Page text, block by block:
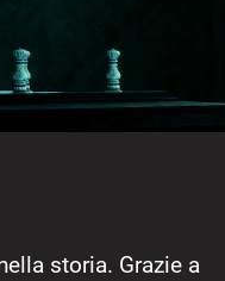
storia. Grazie a